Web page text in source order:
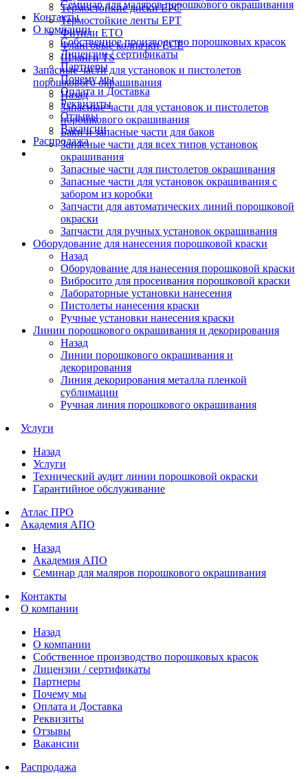
Семинар для маляров порошкового окрашивания
Контакты
О компании
Собственное производство порошковых красок
Лицензии / сертификаты
Партнеры
Почему мы
Оплата и Доставка
Реквизиты
Отзывы
Вакансии
Распродажа
Термостойкие диски EPC
Термостойкие ленты EPT
Фитили ETO
Фланговые колпачки ECE
Шланги TS
Запасные части для установок и пистолетов
порошкового окрашивания
Назад
Запасные части для установок и пистолетов
порошкового окрашивания
Баки и запасные части для баков
Запасные части для всех типов установок
окрашивания
Запасные части для пистолетов окрашивания
Запасные части для установок окрашивания с
забором из коробки
Запчасти для автоматических линий порошковой
окраски
Запчасти для ручных установок окрашивания
Оборудование для нанесения порошковой краски
Назад
Оборудование для нанесения порошковой краски
Вибросито для просеивания порошковой краски
Лабораторные установки нанесения
Пистолеты нанесения краски
Ручные установки нанесения краски
Линии порошкового окрашивания и декорирования
Назад
Линии порошкового окрашивания и
декорирования
Линия декорирования металла пленкой
сублимации
Ручная линия порошкового окрашивания
Услуги
Назад
Услуги
Технический аудит линии порошковой окраски
Гарантийное обслуживание
Атлас ПРО
Академия АПО
Назад
Академия АПО
Семинар для маляров порошкового окрашивания
Контакты
О компании
Назад
О компании
Собственное производство порошковых красок
Лицензии / сертификаты
Партнеры
Почему мы
Оплата и Доставка
Реквизиты
Отзывы
Вакансии
Распродажа